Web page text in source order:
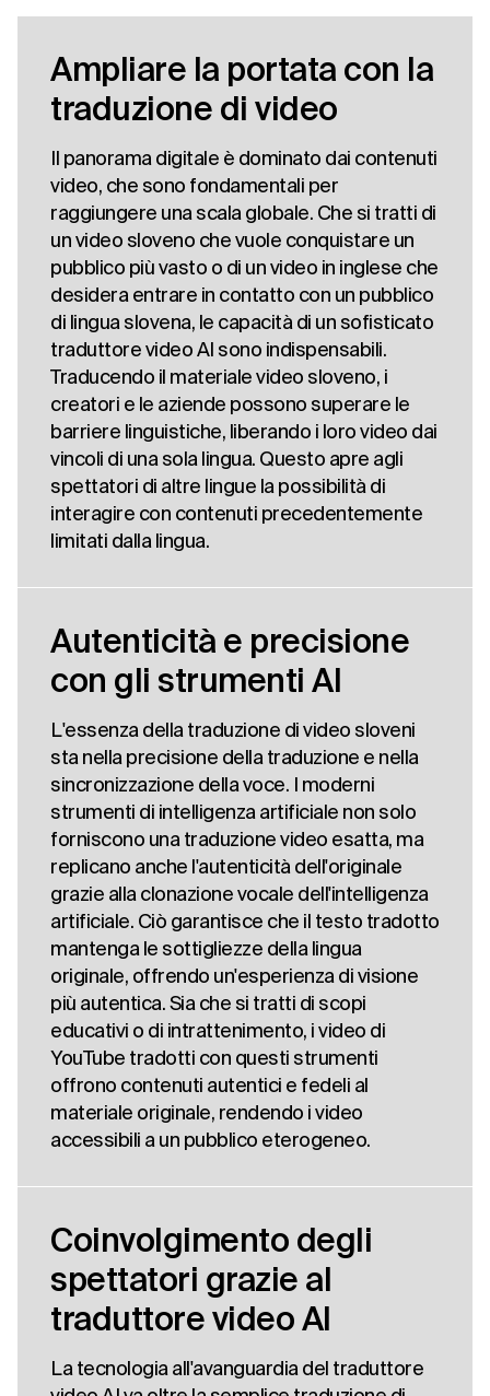
Ampliare la portata con la
traduzione di video
Il panorama digitale è dominato dai contenuti
video, che sono fondamentali per
raggiungere una scala globale. Che si tratti di
un video sloveno che vuole conquistare un
pubblico più vasto o di un video in inglese che
desidera entrare in contatto con un pubblico
di lingua slovena, le capacità di un sofisticato
traduttore video AI sono indispensabili.
Traducendo il materiale video sloveno, i
creatori e le aziende possono superare le
barriere linguistiche, liberando i loro video dai
vincoli di una sola lingua. Questo apre agli
spettatori di altre lingue la possibilità di
interagire con contenuti precedentemente
limitati dalla lingua.
Autenticità e precisione
con gli strumenti AI
L'essenza della traduzione di video sloveni
sta nella precisione della traduzione e nella
sincronizzazione della voce. I moderni
strumenti di intelligenza artificiale non solo
forniscono una traduzione video esatta, ma
replicano anche l'autenticità dell'originale
grazie alla clonazione vocale dell'intelligenza
artificiale. Ciò garantisce che il testo tradotto
mantenga le sottigliezze della lingua
originale, offrendo un'esperienza di visione
più autentica. Sia che si tratti di scopi
educativi o di intrattenimento, i video di
YouTube tradotti con questi strumenti
offrono contenuti autentici e fedeli al
materiale originale, rendendo i video
accessibili a un pubblico eterogeneo.
Coinvolgimento degli
spettatori grazie al
traduttore video AI
La tecnologia all'avanguardia del traduttore